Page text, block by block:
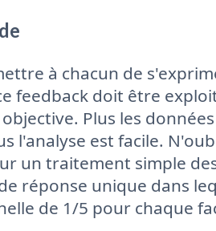
à chacun de
feedback doit être
Plus les
l'analyse est facile.
un traitement simple
réponse unique dans
de 1/5 pour chaque